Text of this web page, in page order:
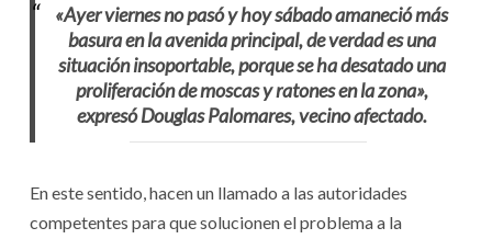
«Ayer viernes no pasó y hoy sábado amaneció más
basura en la avenida principal, de verdad es una
situación insoportable, porque se ha desatado una
proliferación de moscas y ratones en la zona»,
expresó Douglas Palomares, vecino afectado.
En este sentido, hacen un llamado a las autoridades
competentes para que solucionen el problema a la